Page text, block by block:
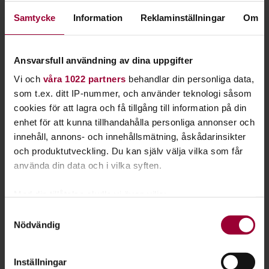
Samtycke Information Reklaminställningar Om
Ansvarsfull användning av dina uppgifter
Vi och våra 1022 partners behandlar din personliga data,
som t.ex. ditt IP-nummer, och använder teknologi såsom
cookies för att lagra och få tillgång till information på din
enhet för att kunna tillhandahålla personliga annonser och
innehåll, annons- och innehållsmätning, åskådarinsikter
och produktutveckling. Du kan själv välja vilka som får
använda din data och i vilka syften.
som kan ha en noggrannhet på upp till flera meter
Nödvändig
Inställningar
Kontakt
Lovisa Palmblad
Folkbildningsutvecklare, Profilområdesansvarig Djur
08-555 352 78